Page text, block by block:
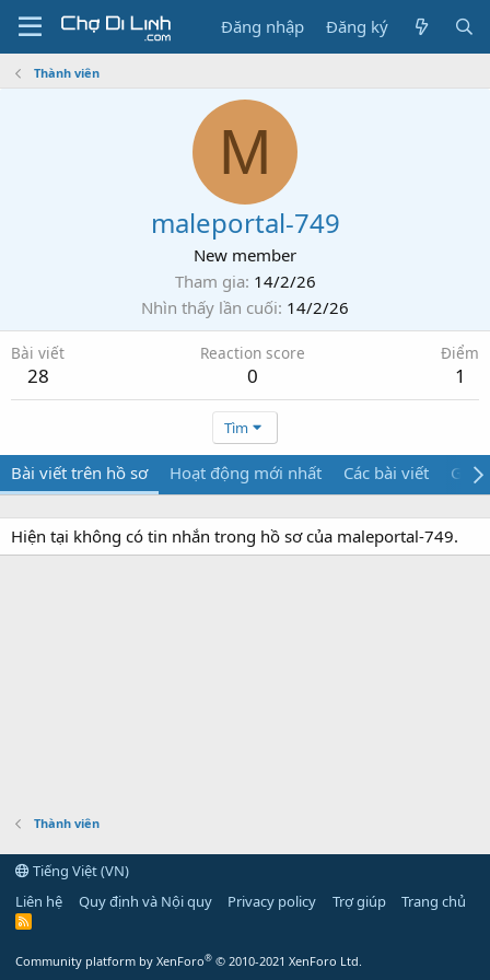
Đăng nhập Đăng ký
Thành viên
M
maleportal-749
New member
Tham gia 14/2/26
Nhìn thấy lần cuối 14/2/26
Bài viết
28
Reaction score
0
Điểm
1
Tìm
Bài viết trên hồ sơ Hoạt động mới nhất Các bài viết Giới
Hiện tại không có tin nhắn trong hồ sơ của maleportal-749.
Thành viên
Tiếng Việt (VN)
Liên hệ
Quy định và Nội quy Privacy policy Trợ giúp Trang chủ
R
Community platform by XenForo® © 2010-2021 XenForo Ltd.